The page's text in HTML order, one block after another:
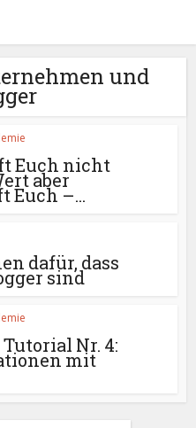
und
Euch nicht
aber
Euch –...
dafür, dass
sind
Nr. 4:
mit